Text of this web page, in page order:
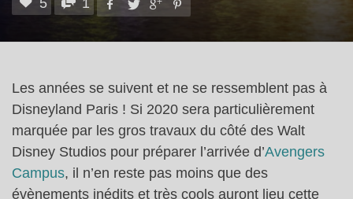
5 1
Les années se suivent et ne se ressemblent pas à
Disneyland Paris ! Si 2020 sera particulièrement
marquée par les gros travaux du côté des Walt
Disney Studios pour préparer l’arrivée d’Avengers
Campus, il n’en reste pas moins que des
évènements inédits et très cools auront lieu cette